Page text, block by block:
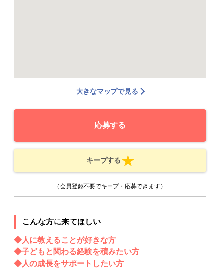
大きなマップで見る
応募する
キープする
（会員登録不要でキープ・応募できます）
こんな方に来てほしい
◆人に教えることが好きな方
◆子どもと関わる経験を積みたい方
◆人の成長をサポートしたい方